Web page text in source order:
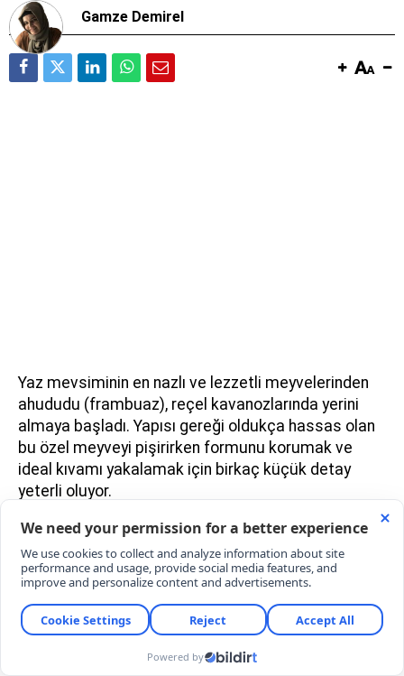
Gamze Demirel
Yaz mevsiminin en nazlı ve lezzetli meyvelerinden
ahududu (frambuaz), reçel kavanozlarında yerini
almaya başladı. Yapısı gereği oldukça hassas olan
bu özel meyveyi pişirirken formunu korumak ve
ideal kıvamı yakalamak için birkaç küçük detay
yeterli oluyor.
MALZEMELER
​​​​​​​1 kilogram taze ahududu
4 su bardağı toz şeker (yaklaşık 800 gram)
1 tatlı kaşığı taze sıkılmış limon suyu
1 çay kaşığı tereyağı (köpüklenmeyi önlemek